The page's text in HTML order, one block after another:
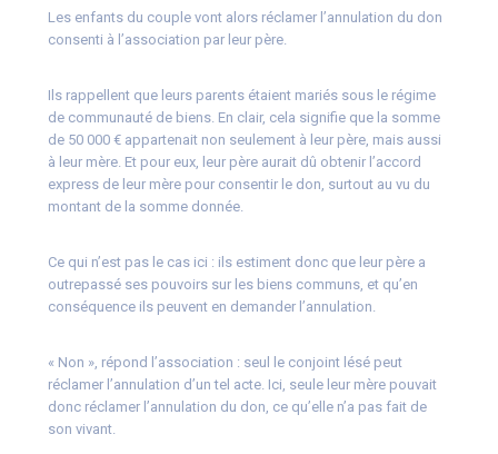
Les enfants du couple vont alors réclamer l’annulation du don
consenti à l’association par leur père.
Ils rappellent que leurs parents étaient mariés sous le régime
de communauté de biens. En clair, cela signifie que la somme
de 50 000 € appartenait non seulement à leur père, mais aussi
à leur mère. Et pour eux, leur père aurait dû obtenir l’accord
express de leur mère pour consentir le don, surtout au vu du
montant de la somme donnée.
Ce qui n’est pas le cas ici : ils estiment donc que leur père a
outrepassé ses pouvoirs sur les biens communs, et qu’en
conséquence ils peuvent en demander l’annulation.
« Non », répond l’association : seul le conjoint lésé peut
réclamer l’annulation d’un tel acte. Ici, seule leur mère pouvait
donc réclamer l’annulation du don, ce qu’elle n’a pas fait de
son vivant.